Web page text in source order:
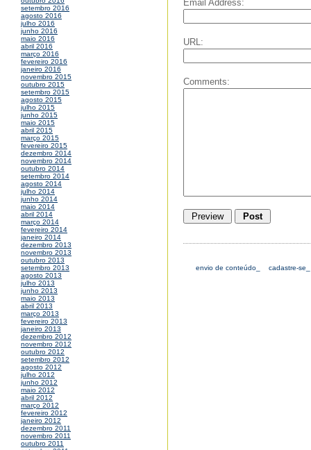
setembro 2016
agosto 2016
julho 2016
junho 2016
maio 2016
abril 2016
março 2016
fevereiro 2016
janeiro 2016
novembro 2015
outubro 2015
setembro 2015
agosto 2015
julho 2015
junho 2015
maio 2015
abril 2015
março 2015
fevereiro 2015
dezembro 2014
novembro 2014
outubro 2014
setembro 2014
agosto 2014
julho 2014
junho 2014
maio 2014
abril 2014
março 2014
fevereiro 2014
janeiro 2014
dezembro 2013
novembro 2013
outubro 2013
setembro 2013
agosto 2013
julho 2013
junho 2013
maio 2013
abril 2013
março 2013
fevereiro 2013
janeiro 2013
dezembro 2012
novembro 2012
outubro 2012
setembro 2012
agosto 2012
julho 2012
junho 2012
maio 2012
abril 2012
março 2012
fevereiro 2012
janeiro 2012
dezembro 2011
novembro 2011
outubro 2011
Email Address:
URL:
Comments:
envio de conteúdo_ cadastre-se_